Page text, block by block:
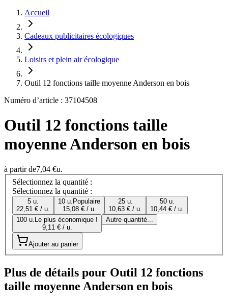
Accueil
Cadeaux publicitaires écologiques
Loisirs et plein air écologique
Outil 12 fonctions taille moyenne Anderson en bois
Numéro d’article : 37104508
Outil 12 fonctions taille
moyenne Anderson en bois
à partir de7,04 €u.
Sélectionnez la quantité :
Sélectionnez la quantité :
5 u.
22,51 € / u.
10 u. Populaire
15,08 € / u.
25 u.
10,63 € / u.
50 u.
10,44 € / u.
100 u. Le plus économique !
9,11 € / u.
Autre quantité...
Ajouter au panier
Plus de détails pour Outil 12 fonctions
taille moyenne Anderson en bois